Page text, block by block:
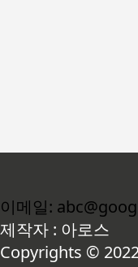
이메일:
제작자 : 아로스
Copyrights ©